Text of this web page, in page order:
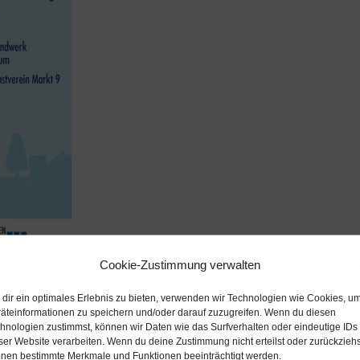
Cookie-Zustimmung verwalten
dir ein optimales Erlebnis zu bieten, verwenden wir Technologien wie Cookies,
zu speichern und/oder darauf zuzugreifen. Wenn du diesen
zustimmst, können wir Daten wie das Surfverhalten oder eindeutige IDs
Website verarbeiten. Wenn du deine Zustimmung nicht erteilst oder
bestimmte Merkmale und Funktionen beeinträchtigt werden.
zweite Adventswochenende steht wieder ganz
des heiligen Mannes. „Nikolaus ist unterwegs
kommt bei uns vorbei um die Kinder zu